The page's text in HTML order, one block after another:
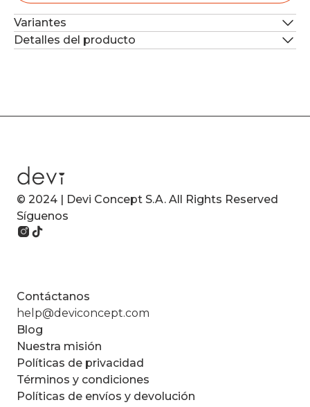
Variantes
Detalles del producto
© 2024 | Devi Concept S.A. All Rights Reserved
Síguenos
Contáctanos
help@deviconcept.com
Blog
Nuestra misión
Políticas de privacidad
Términos y condiciones
Políticas de envíos y devolución